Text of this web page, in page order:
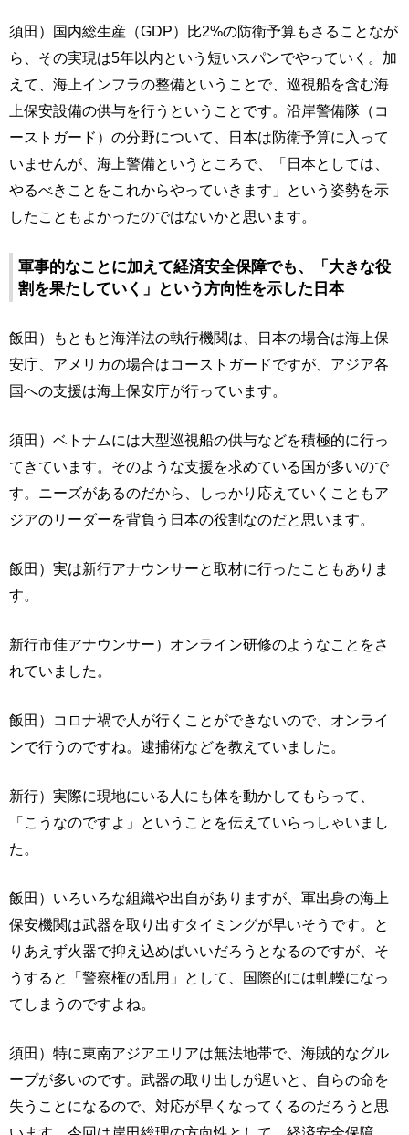
須田）国内総生産（GDP）比2%の防衛予算もさることなが
ら、その実現は5年以内という短いスパンでやっていく。加
えて、海上インフラの整備ということで、巡視船を含む海
上保安設備の供与を行うということです。沿岸警備隊（コ
ーストガード）の分野について、日本は防衛予算に入って
いませんが、海上警備というところで、「日本としては、
やるべきことをこれからやっていきます」という姿勢を示
したこともよかったのではないかと思います。
軍事的なことに加えて経済安全保障でも、「大きな役
割を果たしていく」という方向性を示した日本
飯田）もともと海洋法の執行機関は、日本の場合は海上保
安庁、アメリカの場合はコーストガードですが、アジア各
国への支援は海上保安庁が行っています。
須田）ベトナムには大型巡視船の供与などを積極的に行っ
てきています。そのような支援を求めている国が多いので
す。ニーズがあるのだから、しっかり応えていくこともア
ジアのリーダーを背負う日本の役割なのだと思います。
飯田）実は新行アナウンサーと取材に行ったこともありま
す。
新行市佳アナウンサー）オンライン研修のようなことをさ
れていました。
飯田）コロナ禍で人が行くことができないので、オンライ
ンで行うのですね。逮捕術などを教えていました。
新行）実際に現地にいる人にも体を動かしてもらって、
「こうなのですよ」ということを伝えていらっしゃいまし
た。
飯田）いろいろな組織や出自がありますが、軍出身の海上
保安機関は武器を取り出すタイミングが早いそうです。と
りあえず火器で抑え込めばいいだろうとなるのですが、そ
うすると「警察権の乱用」として、国際的には軋轢になっ
てしまうのですよね。
須田）特に東南アジアエリアは無法地帯で、海賊的なグル
ープが多いのです。武器の取り出しが遅いと、自らの命を
失うことになるので、対応が早くなってくるのだろうと思